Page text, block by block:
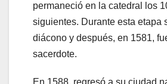
permaneció en la catedral los
siguientes. Durante esta etapa
diácono y después, en 1581,
sacerdote.